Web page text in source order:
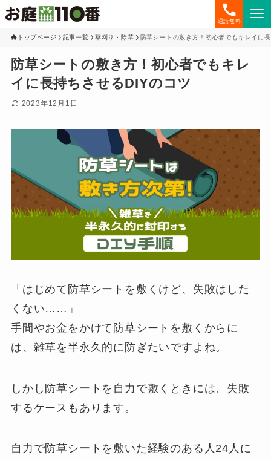
通話無料
トップページ 記事一覧 草刈り・除草 防草シートの敷き方！初心者でもキレイに
防草シートの敷き方！初心者でもキレ
イに長持ちさせるDIYのコツ
2023年12月1日
「はじめて防草シートを敷くけど、失敗はした
くない……」
手間やお金をかけて防草シートを敷くからに
は、雑草を半永久的に防ぎたいですよね。
しかし防草シートを自力で敷くときには、失敗
するケースもあります。
自力で防草シートを敷いた経験のある人24人に